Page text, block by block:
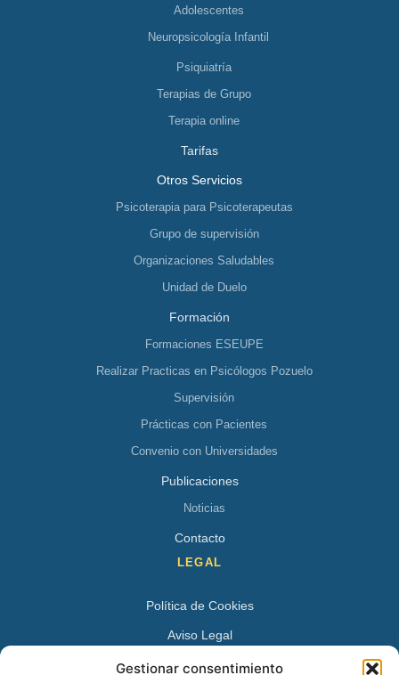
Gestionar consentimiento
Adolescentes
Neuropsicología Infantil
Psiquiatría
Terapias de Grupo
Terapia online
Tarifas
Otros Servicios
Psicoterapia para Psicoterapeutas
Grupo de supervisión
Organizaciones Saludables
Unidad de Duelo
Formación
Formaciones ESEUPE
Realizar Practicas en Psicólogos Pozuelo
Supervisión
Prácticas con Pacientes
Convenio con Universidades
Publicaciones
Noticias
Contacto
LEGAL
Política de Cookies
Aviso Legal
Política de Privacidad